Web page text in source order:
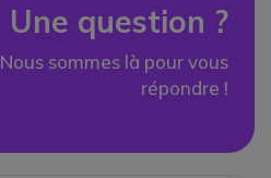
Une question ?
Nous sommes là pour vous
répondre !